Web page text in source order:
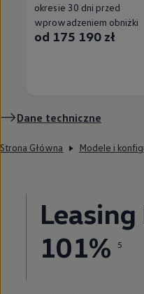
okresie 30 dni przed
wprowadzeniem obniżki
od 175 190 zł
Dane techniczne
Strona Główna Modele i
101%
5